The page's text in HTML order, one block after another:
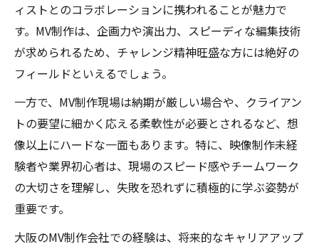
ィストとのコラボレーションに携われることが魅力で
す。MV制作は、企画力や演出力、スピーディな編集技術
が求められるため、チャレンジ精神旺盛な方には絶好の
フィールドといえるでしょう。
一方で、MV制作現場は納期が厳しい場合や、クライアン
トの要望に細かく応える柔軟性が必要とされるなど、想
像以上にハードな一面もあります。特に、映像制作未経
験者や業界初心者は、現場のスピード感やチームワーク
の大切さを理解し、失敗を恐れずに積極的に学ぶ姿勢が
重要です。
大阪のMV制作会社での経験は、将来的なキャリアアップ